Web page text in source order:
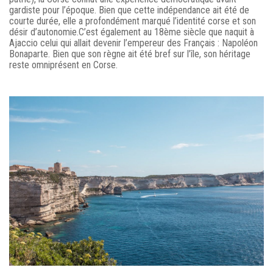
gardiste pour l’époque. Bien que cette indépendance ait été de
courte durée, elle a profondément marqué l’identité corse et son
désir d’autonomie.C’est également au 18ème siècle que naquit à
Ajaccio celui qui allait devenir l’empereur des Français : Napoléon
Bonaparte. Bien que son règne ait été bref sur l’île, son héritage
reste omniprésent en Corse.